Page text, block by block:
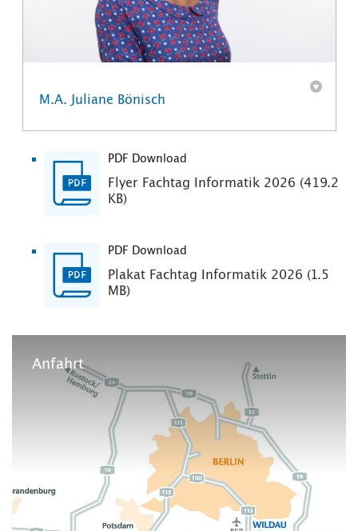
M.A. Juliane Bönisch
PDF Download
Flyer Fachtag Informatik 2026 (419.2
KB)
PDF Download
Plakat Fachtag Informatik 2026 (1.5
MB)
Anfahrt